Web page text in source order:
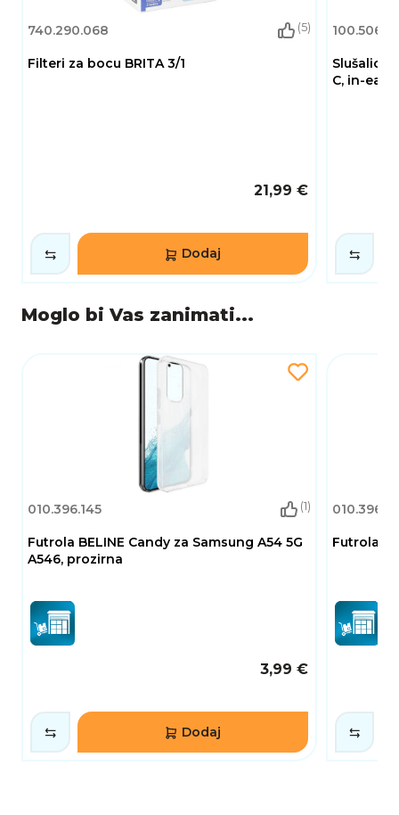
740.290.068 (5)
Filteri za bocu BRITA 3/1
21,99 €
Dodaj
Slušalice
C, in-ear,
Moglo bi Vas zanimati...
010.396.145 (1)
Futrola BELINE Candy za Samsung A54 5G
A546, prozirna
3,99 €
Dodaj
Futrola